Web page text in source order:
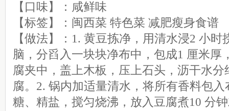
【口味】：咸鲜味
【标签】：闽西菜 特色菜 减肥瘦身食谱
【做法】：1. 黄豆拣净，用清水浸2 小
脑，分舀入一块块净布中，包成1 厘米厚
腐夹中，盖上木板，压上石头，沥干水
腐。2. 锅内加适量清水，将所有香料包
糖、精盐，搅匀烧沸，放入豆腐煮10 分